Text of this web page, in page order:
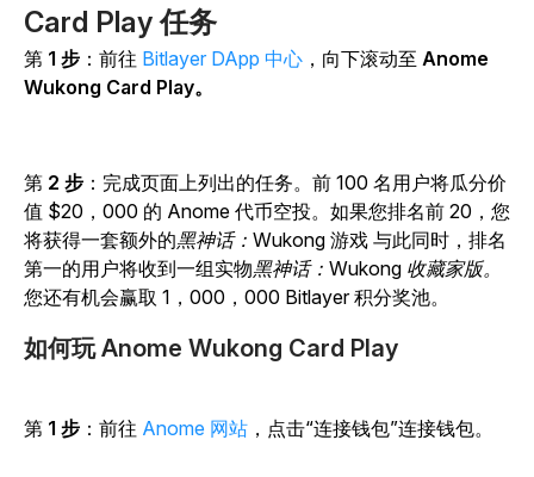
Card Play 任务
第 1 步 ：前往 Bitlayer DApp 中心 ，向下滚动至 Anome
Wukong Card Play。
第 2 步 ：完成页面上列出的任务。前 100 名用户将瓜分价
值 $20，000 的 Anome 代币空投。如果您排名前 20，您
将获得一套额外的黑神话：Wukong 游戏 与此同时，排名
第一的用户将收到一组实物黑神话：Wukong 收藏家版。
您还有机会赢取 1，000，000 Bitlayer 积分奖池。
如何玩 Anome Wukong Card Play
第 1 步 ：前往 Anome 网站 ，点击“连接钱包”连接钱包。